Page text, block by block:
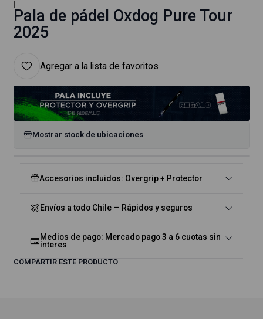
|
Pala de pádel Oxdog Pure Tour
2025
Agregar a la lista de favoritos
Mostrar stock de ubicaciones
Accesorios incluidos: Overgrip + Protector
Envíos a todo Chile — Rápidos y seguros
Medios de pago: Mercado pago 3 a 6 cuotas sin
interes
COMPARTIR ESTE PRODUCTO